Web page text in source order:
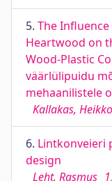
5. The
Heartwood on
Wood-Plastic
väärlülipuidu
mehaanilistele
Kallakas, Heikko
6. Lintkonveieri
design
Leht, Rasmus